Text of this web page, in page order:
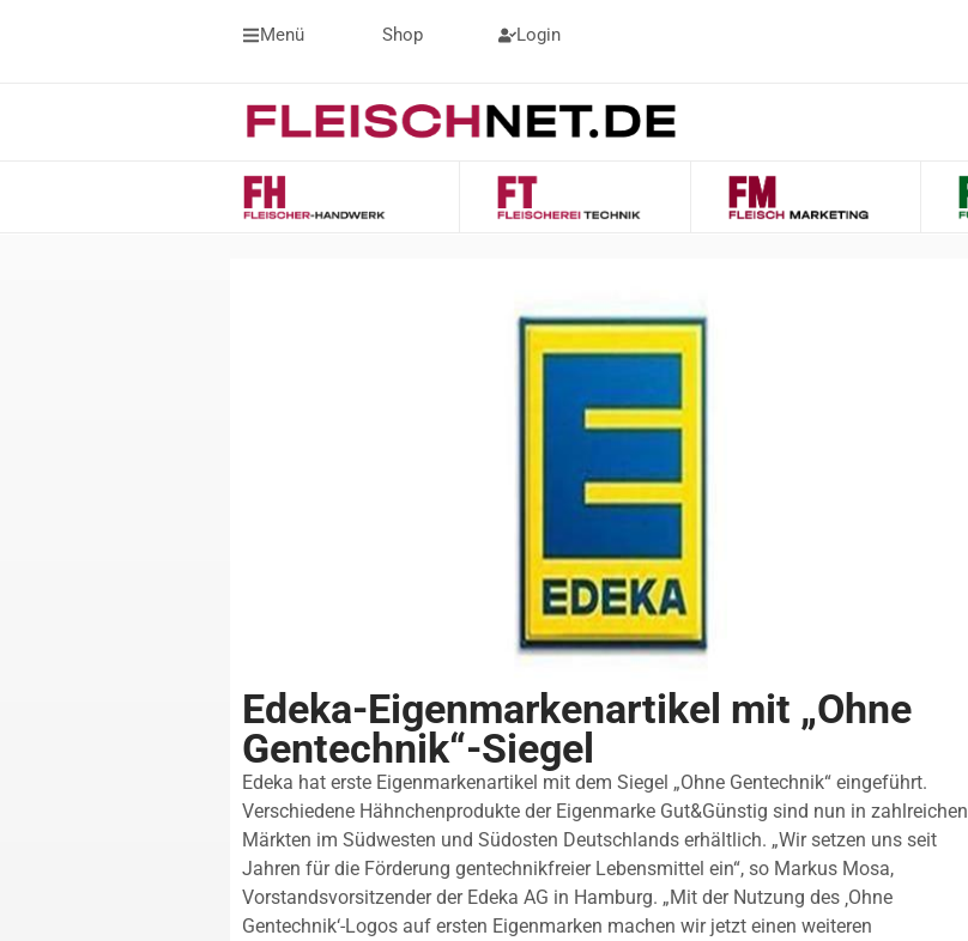
Menü Shop Login
Edeka-Eigenmarkenartikel mit „Ohne
Gentechnik“-Siegel
Edeka hat erste Eigenmarkenartikel mit dem Siegel „Ohne Gentechnik“ eingeführt.
Verschiedene Hähnchenprodukte der Eigenmarke Gut&Günstig sind nun in zahlreichen
Märkten im Südwesten und Südosten Deutschlands erhältlich. „Wir setzen uns seit
Jahren für die Förderung gentechnikfreier Lebensmittel ein“, so Markus Mosa,
Vorstandsvorsitzender der Edeka AG in Hamburg. „Mit der Nutzung des ‚Ohne
Gentechnik‘-Logos auf ersten Eigenmarken machen wir jetzt einen weiteren